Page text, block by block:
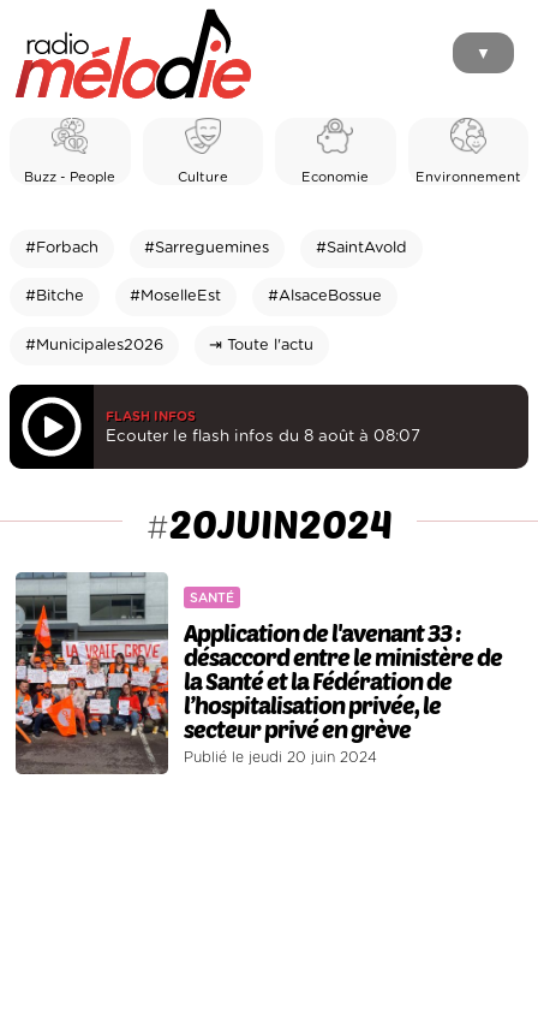
▼
Buzz - People Culture Economie Environnement
#Forbach #Sarreguemines #SaintAvold
#Bitche #MoselleEst #AlsaceBossue
#Municipales2026 ⇥ Toute l'actu
FLASH INFOS
Ecouter le flash infos du 8 août à 08:07
#20JUIN2024
SANTÉ
Application de l'avenant 33 :
désaccord entre le ministère de
la Santé et la Fédération de
l’hospitalisation privée, le
secteur privé en grève
Publié le jeudi 20 juin 2024